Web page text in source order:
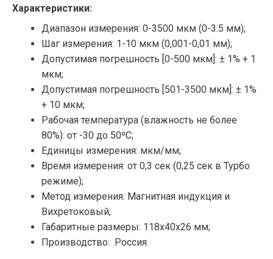
Характеристики:
Диапазон измерения: 0-3500 мкм (0-3.5 мм);
Шаг измерения: 1-10 мкм (0,001-0,01 мм);
Допустимая погрешность [0-500 мкм]: ± 1% + 1
мкм;
Допустимая погрешность [501-3500 мкм]: ± 1%
+ 10 мкм;
Рабочая температура (влажность не более
80%): от -30 до 50ºС;
Единицы измерения: мкм/мм;
Время измерения: от 0,3 сек (0,25 сек в Турбо
режиме);
Метод измерения: Магнитная индукция и
Вихретоковый;
Габаритные размеры: 118х40х26 мм;
Производство: Россия.